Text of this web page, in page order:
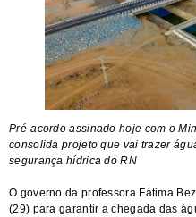
Pré-acordo assinado hoje com o
consolida projeto que vai trazer
segurança hídrica do RN
O governo da professora Fátima
(29) para garantir a chegada das